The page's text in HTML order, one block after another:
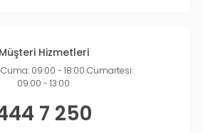
Müşteri Hizmetleri
09:00 - 18:00 Cumartesi:
09:00 - 13:00
7 250